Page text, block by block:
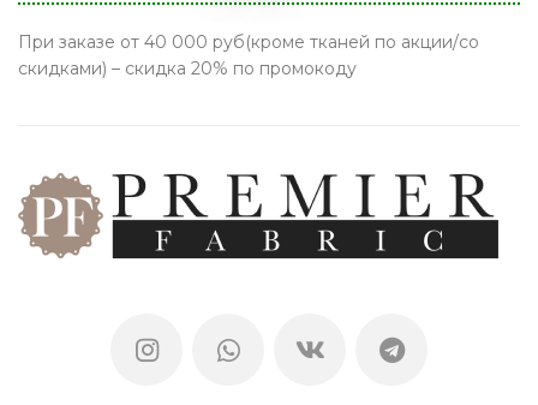
При заказе от 40 000 руб(кроме тканей по акции/со
скидками) – скидка 20% по промокоду